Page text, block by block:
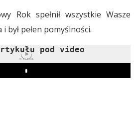
Rok spełnił wszystkie Wasze
był pełen pomyślności.
pod video
REKLAMA
Play